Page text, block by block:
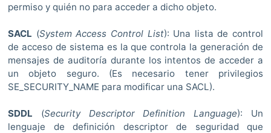
permiso y quién no para acceder a dicho objeto.
SACL (System Access Control List): Una lista de control
de acceso de sistema es la que controla la generación de
mensajes de auditoría durante los intentos de acceder a
un objeto seguro. (Es necesario tener privilegios
SE_SECURITY_NAME para modificar una SACL).
SDDL (Security Descriptor Definition Language): Un
lenguaje de definición descriptor de seguridad que